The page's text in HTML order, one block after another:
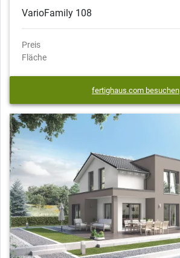
VarioFamily 108
Preis
Fläche
fertighaus.com besuchen